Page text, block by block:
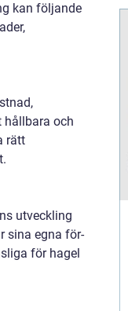
kan följande
hållbara och
rätt
utveckling
sina egna för-
för hagel